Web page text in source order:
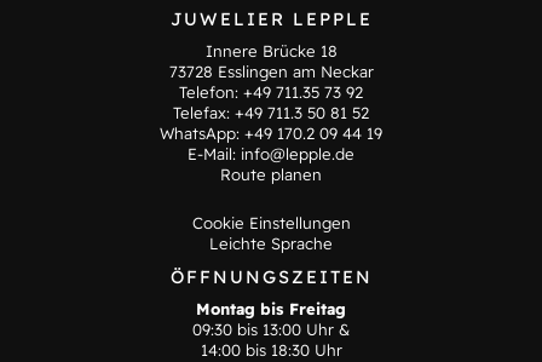
JUWELIER LEPPLE
Innere Brücke 18
73728 Esslingen am Neckar
Telefon: +49 711.35 73 92
Telefax: +49 711.3 50 81 52
WhatsApp: +49 170.2 09 44 19
E-Mail: info@lepple.de
Route planen
Cookie Einstellungen
Leichte Sprache
ÖFFNUNGSZEITEN
Montag bis Freitag
09:30 bis 13:00 Uhr &
14:00 bis 18:30 Uhr